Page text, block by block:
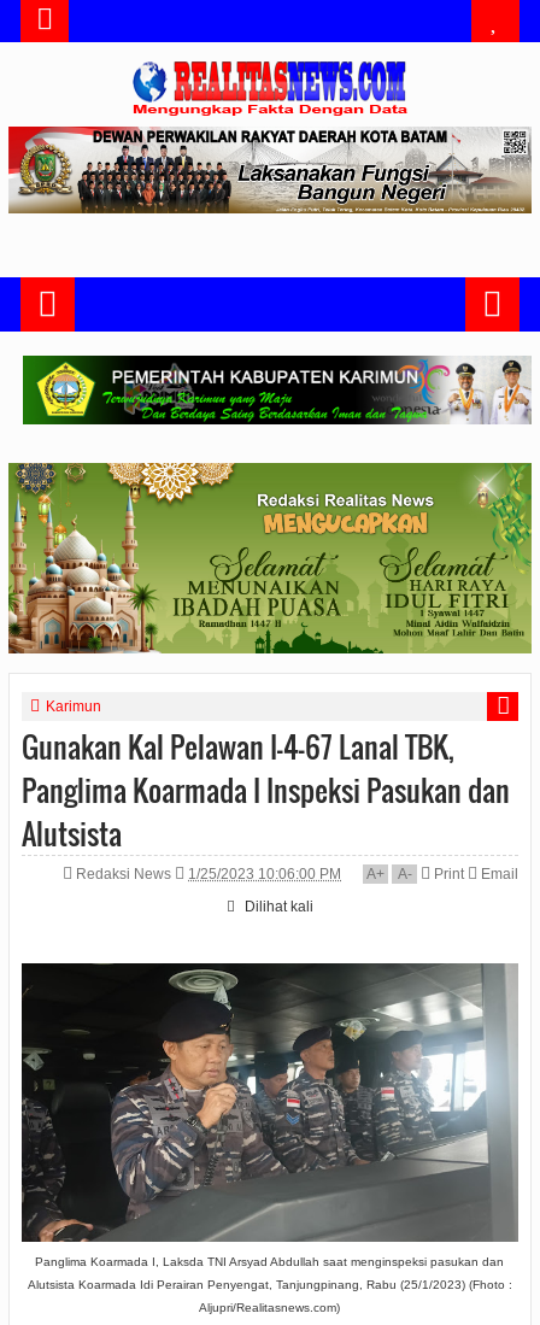
Karimun
Gunakan Kal Pelawan I-4-67 Lanal TBK,
Panglima Koarmada I Inspeksi Pasukan dan
Alutsista
Redaksi News 1/25/2023 10:06:00 PM A+ A- Print
Email
Dilihat kali
Panglima Koarmada I, Laksda TNI Arsyad Abdullah saat menginspeksi pasukan dan
Alutsista Koarmada Idi Perairan Penyengat, Tanjungpinang, Rabu (25/1/2023) (Fhoto :
Aljupri/Realitasnews.com)